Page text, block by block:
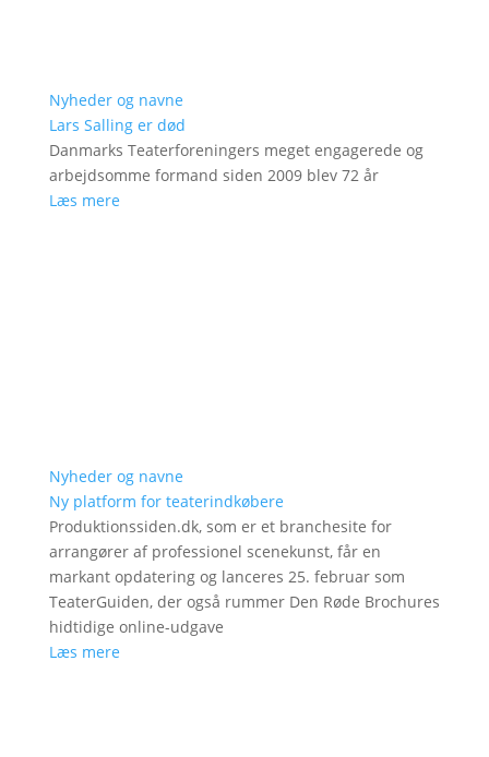
Nyheder og navne
Lars Salling er død
Danmarks Teaterforeningers meget engagerede og
arbejdsomme formand siden 2009 blev 72 år
Læs mere
Nyheder og navne
Ny platform for teaterindkøbere
Produktionssiden.dk, som er et branchesite for
arrangører af professionel scenekunst, får en
markant opdatering og lanceres 25. februar som
TeaterGuiden, der også rummer Den Røde Brochures
hidtidige online-udgave
Læs mere